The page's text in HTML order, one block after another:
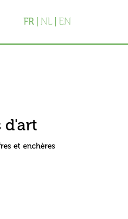
FR NL EN
d'art
et enchères